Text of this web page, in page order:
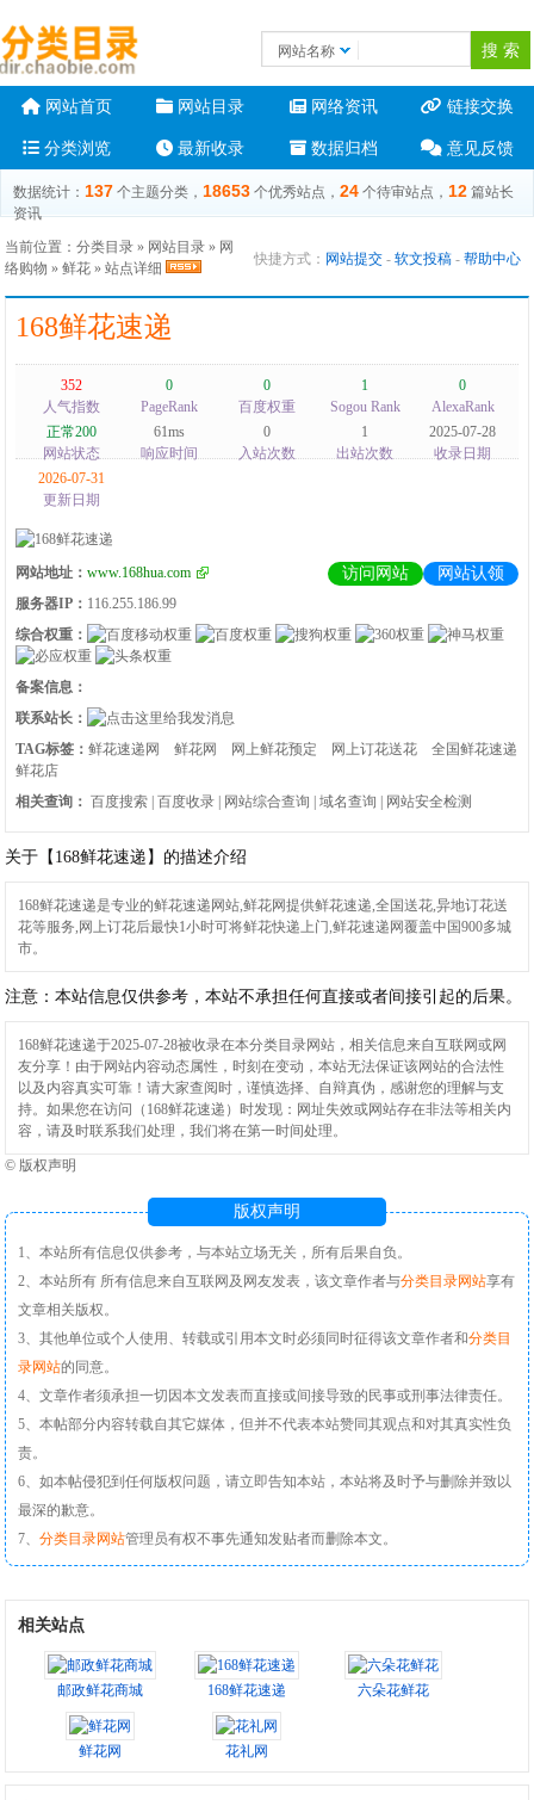
网站名称
网站首页 网站目录 网络资讯 链接交换
分类浏览 最新收录 数据归档 意见反馈
数据统计： 137 个主题分类， 18653 个优秀站点， 24 个待审站点， 12 篇站长
资讯
快捷方式： 网站提交 - 软文投稿 - 帮助中心
当前位置：分类目录 » 网站目录 » 网
络购物 »鲜花 » 站点详细
168鲜花速递
352
人气指数
0
PageRank
0
百度权重
1
Sogou Rank
0
AlexaRank
正常200
网站状态
61ms
响应时间
0
入站次数
1
出站次数
2025-07-28
收录日期
2026-07-31
更新日期
网站地址：www.168hua.com 网站认领
访问网站
服务器IP： 116.255.186.99
综合权重：
备案信息：
联系站长：
TAG标签：鲜花速递网 鲜花网 网上鲜花预定 网上订花送花
全国鲜花速递
鲜花店
相关查询： 百度搜索 |百度收录 网站综合查询 |域名查询 网站安全检测
关于【168鲜花速递】的描述介绍
168鲜花速递是专业的鲜花速递网站,鲜花网提供鲜花速递,全国送花,异地订花送
花等服务,网上订花后最快1小时可将鲜花快递上门,鲜花速递网覆盖中国900多城
市。
注意：本站信息仅供参考，本站不承担任何直接或者间接引起的后果。
168鲜花速递于2025-07-28被收录在本分类目录网站，相关信息来自互联网或网
友分享！由于网站内容动态属性，时刻在变动，本站无法保证该网站的合法性
以及内容真实可靠！请大家查阅时，谨慎选择、自辩真伪，感谢您的理解与支
持。如果您在访问（168鲜花速递）时发现：网址失效或网站存在非法等相关内
容，请及时联系我们处理，我们将在第一时间处理。
© 版权声明
版权声明
1、本站所有信息仅供参考，与本站立场无关，所有后果自负。
2、本站所有 所有信息来自互联网及网友发表，该文章作者与分类目录网站享有
文章相关版权。
3、其他单位或个人使用、转载或引用本文时必须同时征得该文章作者和分类目
录网站的同意。
4、文章作者须承担一切因本文发表而直接或间接导致的民事或刑事法律责任。
5、本帖部分内容转载自其它媒体，但并不代表本站赞同其观点和对其真实性负
责。
6、如本帖侵犯到任何版权问题，请立即告知本站，本站将及时予与删除并致以
最深的歉意。
7、分类目录网站管理员有权不事先通知发贴者而删除本文。
相关站点
邮政鲜花商城 168鲜花速递 六朵花鲜花
鲜花网 花礼网